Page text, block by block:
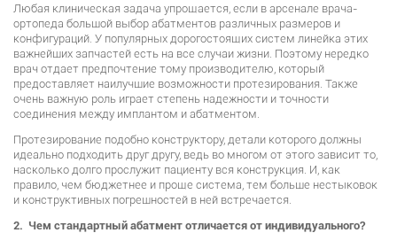
Любая клиническая задача упрощается, если в арсенале врача-
ортопеда большой выбор абатментов различных размеров и
конфигураций. У популярных дорогостоящих систем линейка этих
важнейших запчастей есть на все случаи жизни. Поэтому нередко
врач отдает предпочтение тому производителю, который
предоставляет наилучшие возможности протезирования. Также
очень важную роль играет степень надежности и точности
соединения между имплантом и абатментом.
Протезирование подобно конструктору, детали которого должны
идеально подходить друг другу, ведь во многом от этого зависит то,
насколько долго прослужит пациенту вся конструкция. И, как
правило, чем бюджетнее и проще система, тем больше нестыковок
и конструктивных погрешностей в ней встречается.
2. Чем стандартный абатмент отличается от индивидуального?